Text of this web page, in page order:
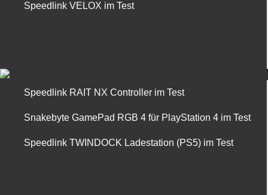
Speedlink VELOX im Test
Speedlink RAIT NX Controller im Test
Snakebyte GamePad RGB 4 für PlayStation 4 im Test
Speedlink TWINDOCK Ladestation (PS5) im Test